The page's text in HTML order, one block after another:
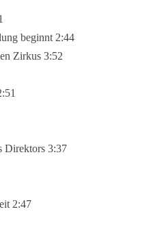
beginnt 2:44
Zirkus 3:52
Direktors 3:37
2:47